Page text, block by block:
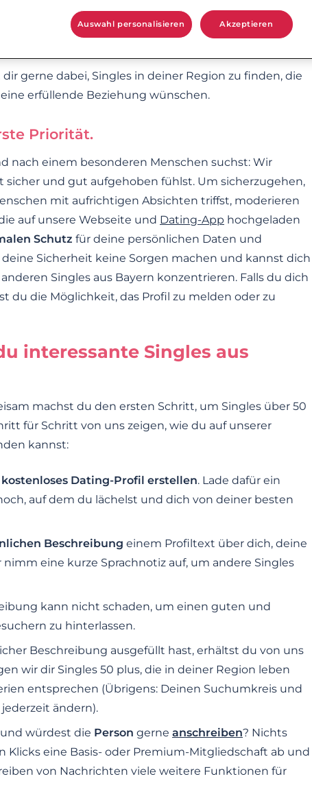
die dein Interesse geweckt hat.
, um dich mit reifen Frauen und Männern für ein Einzel-
dir gerne dabei, Singles in deiner Region zu finden, die
erfüllende Beziehung wünschen.
Priorität.
nach einem besonderen Menschen suchst: Wir
sicher und gut aufgehoben fühlst. Um sicherzugehen,
mit aufrichtigen Absichten triffst, moderieren
auf unsere Webseite und Dating-App hochgeladen
Schutz für deine persönlichen Daten und
Sicherheit keine Sorgen machen und kannst dich
Singles aus Bayern konzentrieren. Falls du dich
du die Möglichkeit, das Profil zu melden oder zu
interessante Singles aus
machst du den ersten Schritt, um Singles über 50
für Schritt von uns zeigen, wie du auf unserer
kannst:
Dating-Profil erstellen. Lade dafür ein
auf dem du lächelst und dich von deiner besten
Beschreibung einem Profiltext über dich, deine
eine kurze Sprachnotiz auf, um andere Singles
kann nicht schaden, um einen guten und
zu hinterlassen.
Beschreibung ausgefüllt hast, erhältst du von uns
wir dir Singles 50 plus, die in deiner Region leben
entsprechen (Übrigens: Deinen Suchumkreis und
ändern).
würdest die Person gerne anschreiben? Nichts
Klicks eine Basis- oder Premium-Mitgliedschaft ab und
von Nachrichten viele weitere Funktionen für
Auswahl personalisieren Akzeptieren